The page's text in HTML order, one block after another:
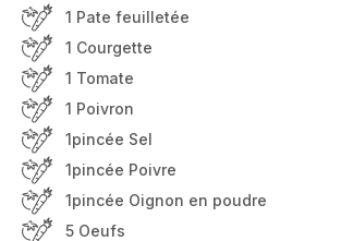
1 Pate feuilletée
1 Courgette
1 Tomate
1 Poivron
1pincée Sel
1pincée Poivre
1pincée Oignon en poudre
5 Oeufs